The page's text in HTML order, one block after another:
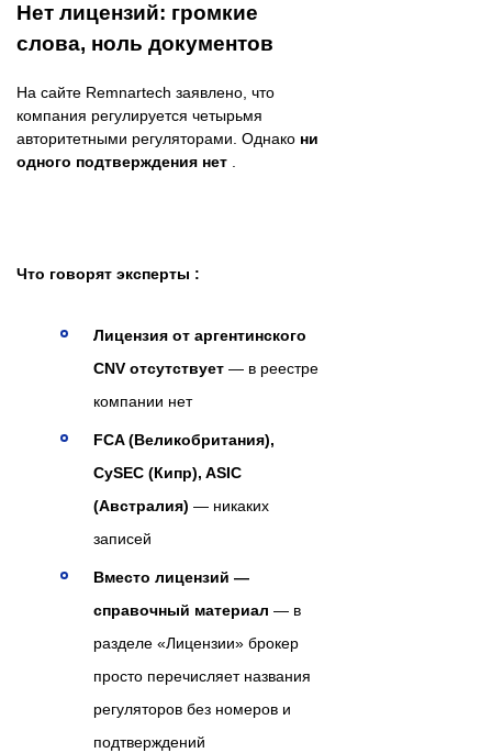
Нет лицензий: громкие
слова, ноль документов
На сайте Remnartech заявлено, что
компания регулируется четырьмя
авторитетными регуляторами. Однако ни
одного подтверждения нет .
Что говорят эксперты :
Лицензия от аргентинского
CNV отсутствует — в реестре
компании нет
FCA (Великобритания),
CySEC (Кипр), ASIC
(Австралия) — никаких
записей
Вместо лицензий —
справочный материал — в
разделе «Лицензии» брокер
просто перечисляет названия
регуляторов без номеров и
подтверждений